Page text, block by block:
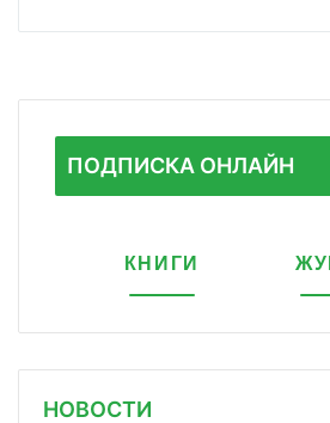
ПОДПИСКА ОНЛАЙН
КНИГИ
НОВОСТИ